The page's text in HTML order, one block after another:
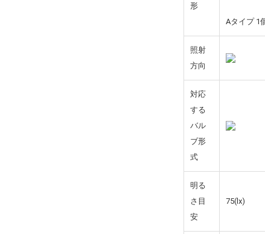
形
Aタイプ 1
照射
方向
対応
する
バル
ブ形
式
明る
さ目
安
75(lx)